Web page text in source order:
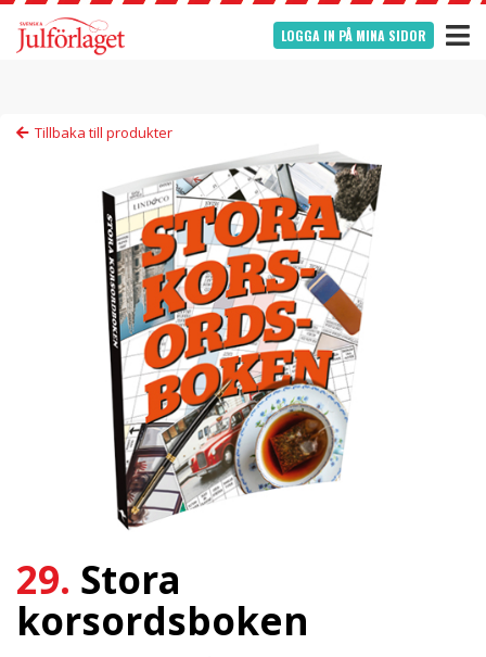
LOGGA IN PÅ MINA SIDOR
Tillbaka till produkter
29. Stora
korsordsboken